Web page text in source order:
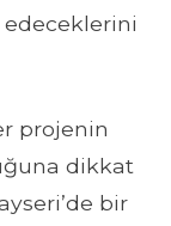
projenin
dikkat
bir